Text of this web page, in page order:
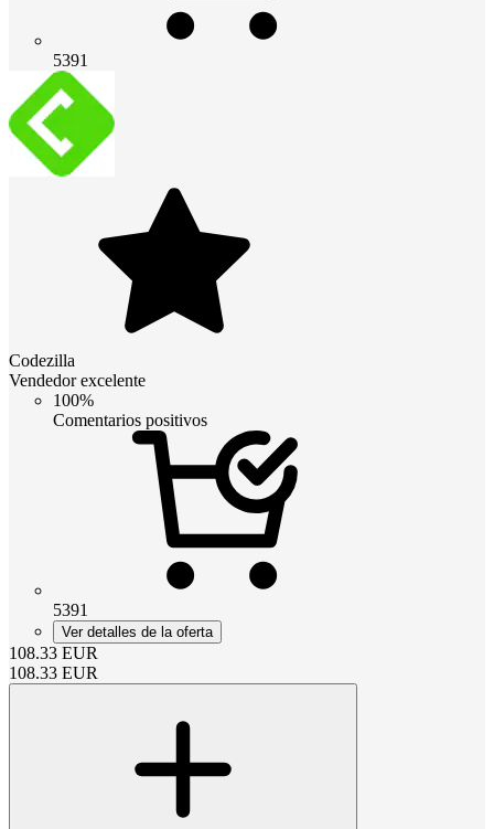
5391
Codezilla
Vendedor excelente
100%
Comentarios positivos
5391
Ver detalles de la oferta
108.33 EUR
108.33 EUR